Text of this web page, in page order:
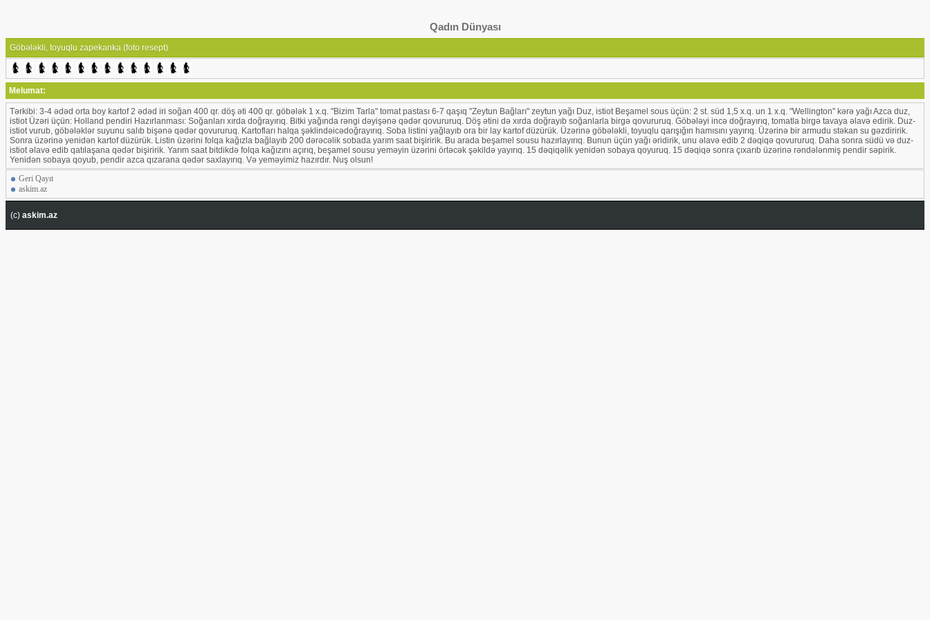
Qadın Dünyası
Göbələkli, toyuqlu zapekanka (foto resept)
Melumat:
Tərkibi: 3-4 ədəd orta boy kartof 2 ədəd iri soğan 400 qr. döş əti 400 qr. göbələk 1 x.q. "Bizim Tarla" tomat pastası 6-7 qaşıq "Zeytun Bağları" zeytun yağı Duz, istiot Beşamel sous üçün: 2 st. süd 1,5 x.q. un 1 x.q. "Wellington" kərə yağı Azca duz,
istiot Üzəri üçün: Holland pendiri Hazırlanması: Soğanları xırda doğrayırıq. Bitki yağında rəngi dəyişənə qədər qovururuq. Döş ətini də xırda doğrayıb soğanlarla birgə qovururuq. Göbələyi incə doğrayırıq, tomatla birgə tavaya əlavə edirik. Duz-
istiot vurub, göbələklər suyunu salıb bişənə qədər qovururuq. Kartofları halqa şəklindəicədoğrayırıq. Soba listini yağlayıb ora bir lay kartof düzürük. Üzərinə göbələkli, toyuqlu qarışığın hamısını yayırıq. Üzərinə bir armudu stəkan su gəzdiririk.
Sonra üzərinə yenidən kartof düzürük. Listin üzərini folqa kağızla bağlayıb 200 dərəcəlik sobada yarım saat bişiririk. Bu arada beşamel sousu hazırlayırıq. Bunun üçün yağı əridirik, unu əlavə edib 2 dəqiqə qovururuq. Daha sonra südü və duz-
istiot əlavə edib qatılaşana qədər bişiririk. Yarım saat bitdikdə folqa kağızını açırıq, beşamel sousu yeməyin üzərini örtəcək şəkildə yayırıq. 15 dəqiqəlik yenidən sobaya qoyuruq. 15 dəqiqə sonra çıxarıb üzərinə rəndələnmiş pendir səpirik.
Yenidən sobaya qoyub, pendir azca qızarana qədər saxlayırıq. Və yeməyimiz hazırdır. Nuş olsun!
Geri Qayıt
askim.az
(c) askim.az